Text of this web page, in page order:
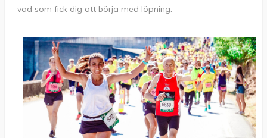
vad som fick dig att börja med löpning.